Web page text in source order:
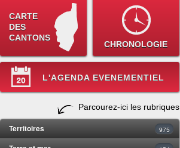
CARTE
DES
CANTONS
CHRONOLOGIE
L'AGENDA EVENEMENTIEL
Parcourez-ici les rubriques
Territoires 975